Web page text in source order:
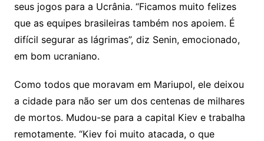
seus jogos para a Ucrânia. “Ficamos muito felizes
que as equipes brasileiras também nos apoiem. É
difícil segurar as lágrimas”, diz Senin, emocionado,
em bom ucraniano.
Como todos que moravam em Mariupol, ele deixou
a cidade para não ser um dos centenas de milhares
de mortos. Mudou-se para a capital Kiev e trabalha
remotamente. “Kiev foi muito atacada, o que